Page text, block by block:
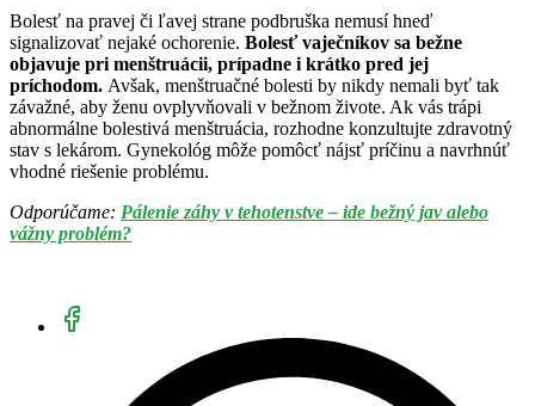
Bolesť na pravej či ľavej strane podbruška nemusí hneď
signalizovať nejaké ochorenie. Bolesť vaječníkov sa bežne
objavuje pri menštruácii, prípadne i krátko pred jej
príchodom. Avšak, menštruačné bolesti by nikdy nemali byť tak
závažné, aby ženu ovplyvňovali v bežnom živote. Ak vás trápi
abnormálne bolestivá menštruácia, rozhodne konzultujte zdravotný
stav s lekárom. Gynekológ môže pomôcť nájsť príčinu a navrhnúť
vhodné riešenie problému.
Odporúčame: Pálenie záhy v tehotenstve – ide bežný jav alebo
vážny problém?